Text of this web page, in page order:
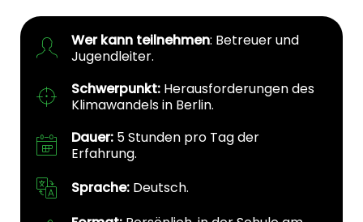
Wer kann teilnehmen: Betreuer und
Jugendleiter.
Schwerpunkt: Herausforderungen des
Klimawandels in Berlin.
Dauer: 5 Stunden pro Tag der
Erfahrung.
Sprache: Deutsch.